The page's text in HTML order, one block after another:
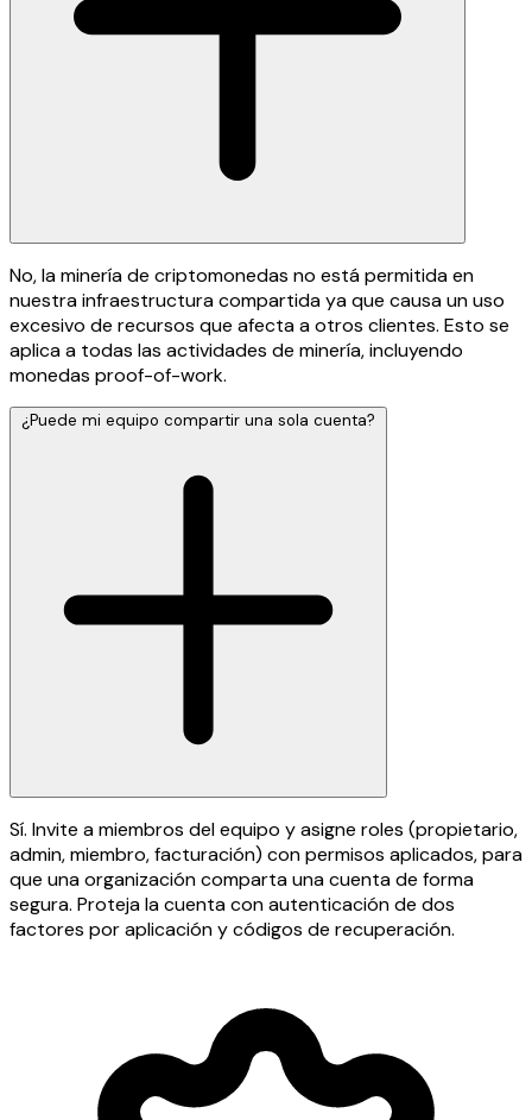
No, la minería de criptomonedas no está permitida en
nuestra infraestructura compartida ya que causa un uso
excesivo de recursos que afecta a otros clientes. Esto se
aplica a todas las actividades de minería, incluyendo
monedas proof-of-work.
¿Puede mi equipo compartir una sola cuenta?
Sí. Invite a miembros del equipo y asigne roles (propietario,
admin, miembro, facturación) con permisos aplicados, para
que una organización comparta una cuenta de forma
segura. Proteja la cuenta con autenticación de dos
factores por aplicación y códigos de recuperación.